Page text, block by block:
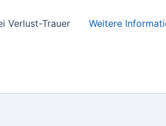
Verlust-Trauer Weitere